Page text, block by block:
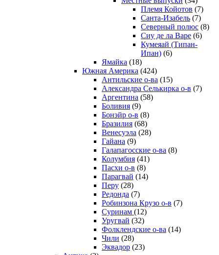
Племя Койотов (7)
Санта-Изабель (7)
Северный полюс (8)
Сиу де ла Варе (6)
Кумеяай (Типан-
Ипан) (6)
Ямайка (18)
Южная Америка (424)
Антильские о-ва (15)
Александра Селькирка о-в (7)
Аргентина (58)
Боливия (9)
Бонэйр о-в (8)
Бразилия (68)
Венесуэла (28)
Гайана (9)
Галапагосские о-ва (8)
Колумбия (41)
Пасхи о-в (8)
Парагвай (14)
Перу (28)
Редонда (7)
Робинзона Крузо о-в (7)
Суринам (12)
Уругвай (32)
Фолклендские о-ва (14)
Чили (28)
Эквадор (23)